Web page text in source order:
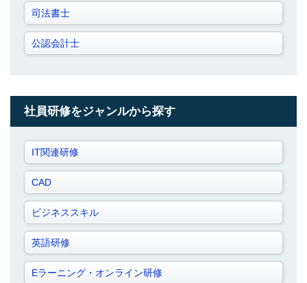
司法書士
公認会計士
社員研修をジャンルから探す
IT関連研修
CAD
ビジネススキル
英語研修
Eラーニング・オンライン研修